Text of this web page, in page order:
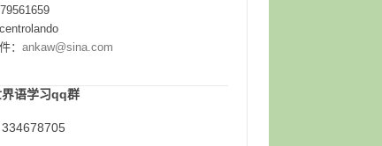
：ankaw@sina.com
语学习qq群